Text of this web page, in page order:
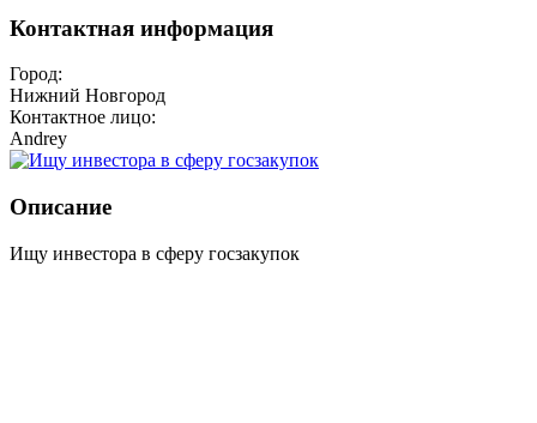
Контактная информация
Город:
Нижний Новгород
Контактное лицо:
Andrey
Описание
Ищу инвестора в сферу госзакупок